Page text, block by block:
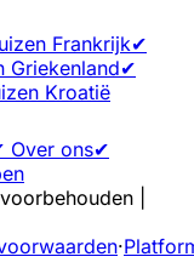
Frankrijk✔
Griekenland✔
Kroatië
Over ons✔
|
·